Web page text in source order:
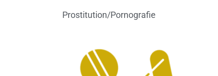
Prostitution/Pornografie